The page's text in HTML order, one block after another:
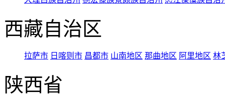
西藏自治区
拉萨市 日喀则市 昌都市 山南地区 那曲地区 阿里地区 林
陕西省